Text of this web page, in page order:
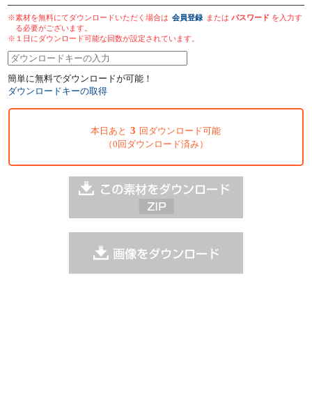
※素材を無料にてダウンロードいただく場合は 会員登録 またはパスワード を入力す
る必要がございます。
※１日にダウンロード可能な回数が設定されています。
簡単に無料でダウンロードが可能！
ダウンロードキーの取得
本日あと 3 回ダウンロード可能
（0回ダウンロード済み）